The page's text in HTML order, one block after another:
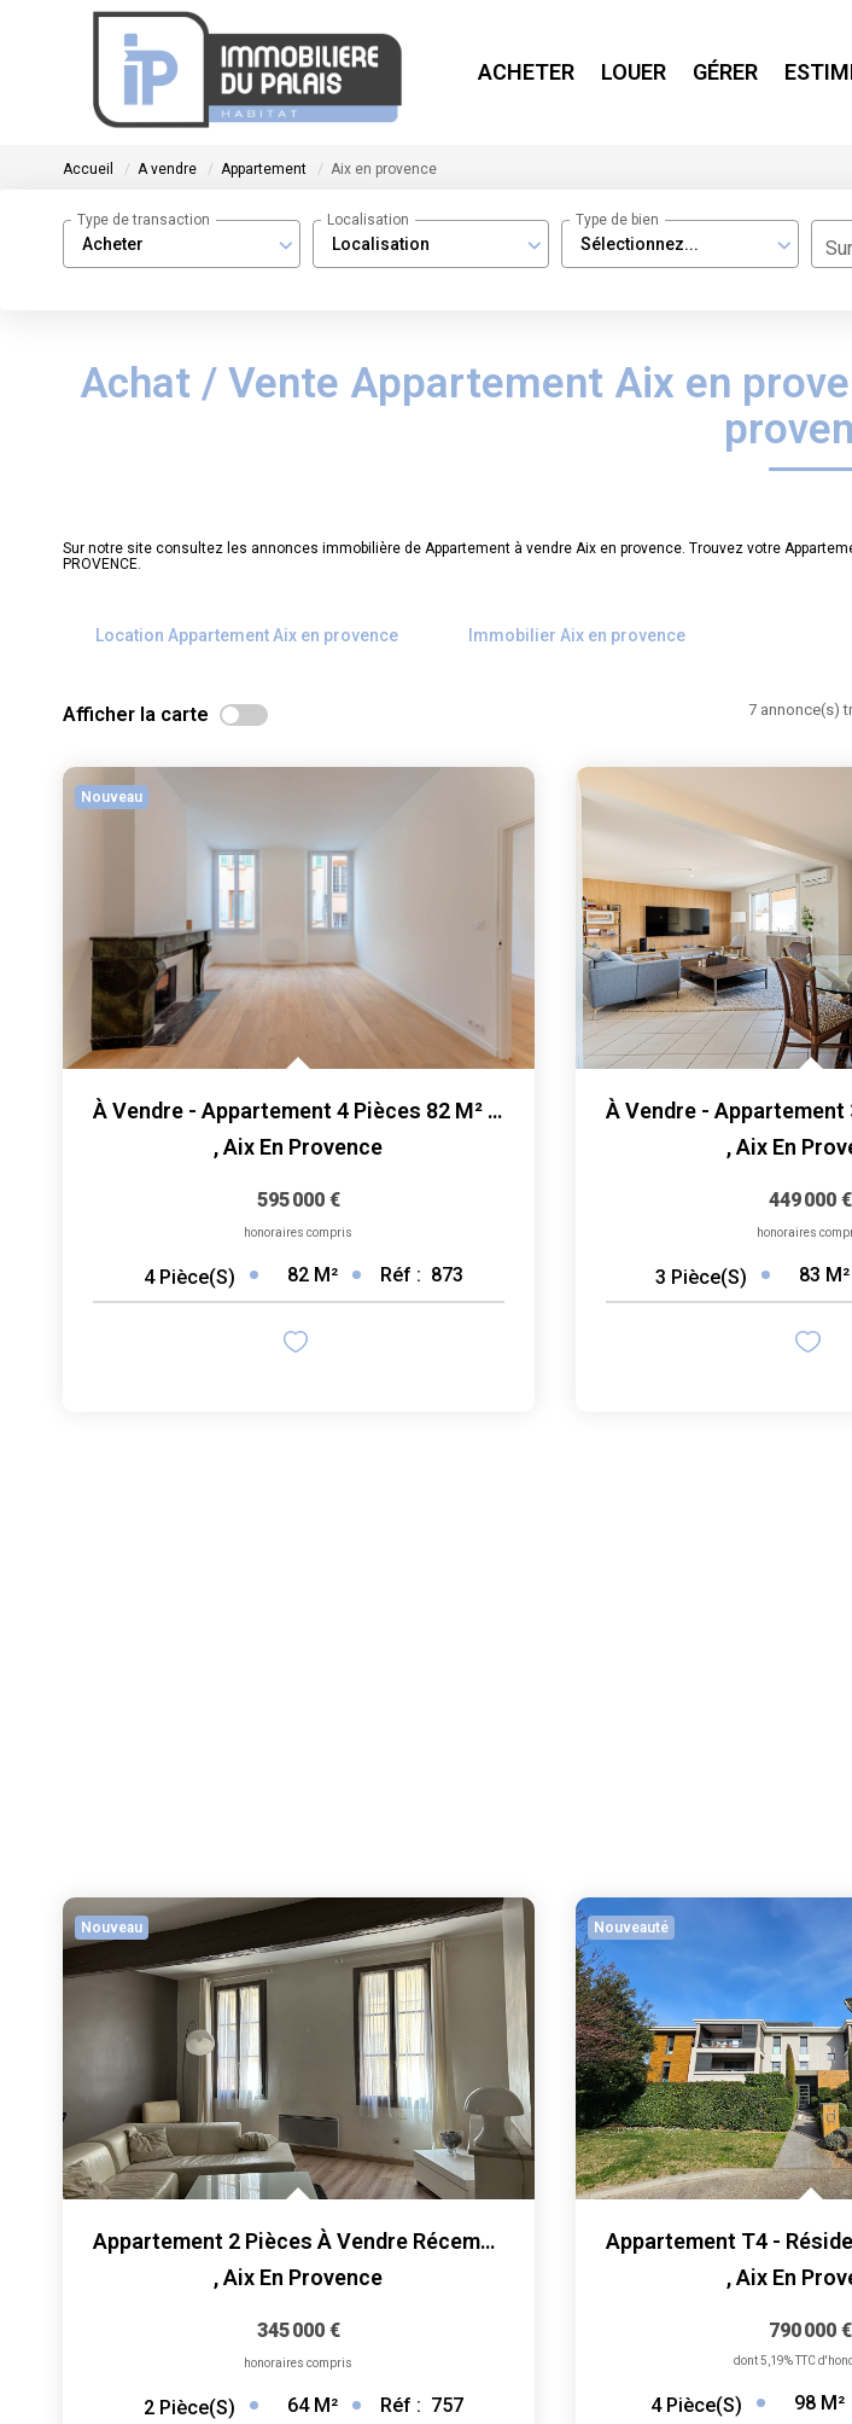
ACHETER LOUER GÉRER
Accueil A vendre Appartement Aix en provence
Acheter
Type de transaction
Localisation
Localisation
Sélectionnez...
Type de bien
Achat / Vente Appartement Aix en
Sur notre site consultez les annonces immobilière de Appartement à vendre Aix en provence. Trouvez votre
PROVENCE.
Location Appartement Aix en provence Immobilier Aix en provence
Afficher la carte 7 annonce(s)
Nouveau
À Vendre - Appartement 4 Pièces 82 M² Rénové Avec Terrasse...
,Aix En Provence
595 000 €
honoraires compris
4 Pièce(s) 82 M² Réf : 873
,Aix En
449 000 €
honoraires
3 Pièce(s) 83 M²
Nouveau
Appartement 2 Pièces À Vendre Récemment Rénové Quartier Du...
,Aix En Provence
345 000 €
honoraires compris
2 Pièce(s) 64 M² Réf : 757
Nouveauté
,Aix En
790 000 €
dont 5,19% TTC
4 Pièce(s) 98 M²